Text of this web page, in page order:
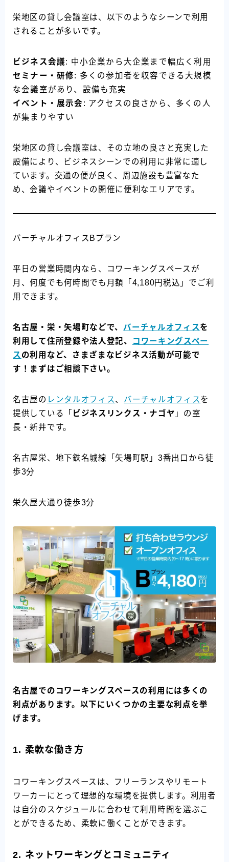
栄地区の貸し会議室は、以下のようなシーンで利用
されることが多いです。
ビジネス会議: 中小企業から大企業まで幅広く利用
セミナー・研修: 多くの参加者を収容できる大規模
な会議室があり、設備も充実
イベント・展示会 : アクセスの良さから、多くの人
が集まりやすい
栄地区の貸し会議室は、その立地の良さと充実した
設備により、ビジネスシーンでの利用に非常に適し
ています。交通の便が良く、周辺施設も豊富なた
め、会議やイベントの開催に便利なエリアです。
バーチャルオフィスBプラン
平日の営業時間内なら、コワーキングスペースが
月、何度でも何時間でも月額「4,180円税込」でご利
用できます。
名古屋・栄・矢場町などで、 バーチャルオフィスを
利用して住所登録や法人登記、
コワーキングスペー
ス の利用など、さまざまなビジネス活動が可能で
す！まずはご相談下さい。
名古屋の レンタルオフィス 、 バーチャルオフィス を
提供している「 ビジネスリンクス・ナゴヤ 」の室
長・新井です。
名古屋栄、地下鉄名城線「矢場町駅」3番出口から徒
歩3分
栄久屋大通り徒歩3分
名古屋でのコワーキングスペースの利用には多くの
利点があります。以下にいくつかの主要な利点を挙
げます。
1. 柔軟な働き方
コワーキングスペースは、フリーランスやリモート
ワーカーにとって理想的な環境を提供します。利用者
は自分のスケジュールに合わせて利用時間を選ぶこ
とができるため、柔軟に働くことができます。
2. ネットワーキングとコミュニティ